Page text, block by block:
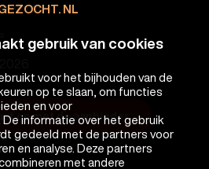
NL
gebruik van cookies
voor het bijhouden van de
op te slaan, om functies
en voor
informatie over het gebruik
gedeeld met de partners voor
en analyse. Deze partners
met andere
dongen
op met de aanbieder